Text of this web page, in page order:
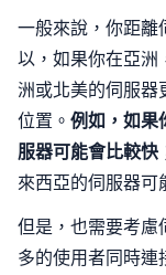
一般來說，你距離
以，如果你在亞洲
洲或北美的伺服器
位置。 例如，如果
服器可能會比較快
來西亞的伺服器可
但是，也需要考慮
多的使用者同時